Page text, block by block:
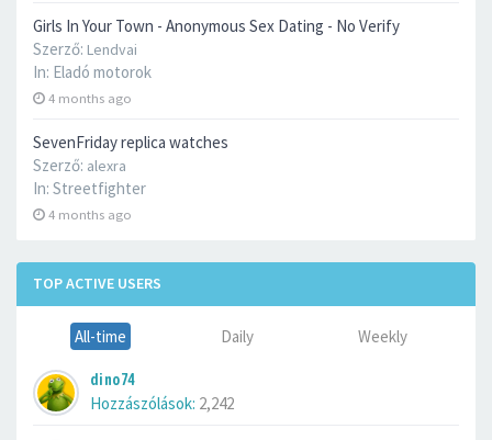
Girls In Your Town - Anonymous Sex Dating - No Verify
Szerző: Lendvai
In: Eladó motorok
4 months ago
SevenFriday replica watches
Szerző: alexra
In: Streetfighter
4 months ago
TOP ACTIVE USERS
All-time Daily Weekly
dino74
Hozzászólások: 2,242